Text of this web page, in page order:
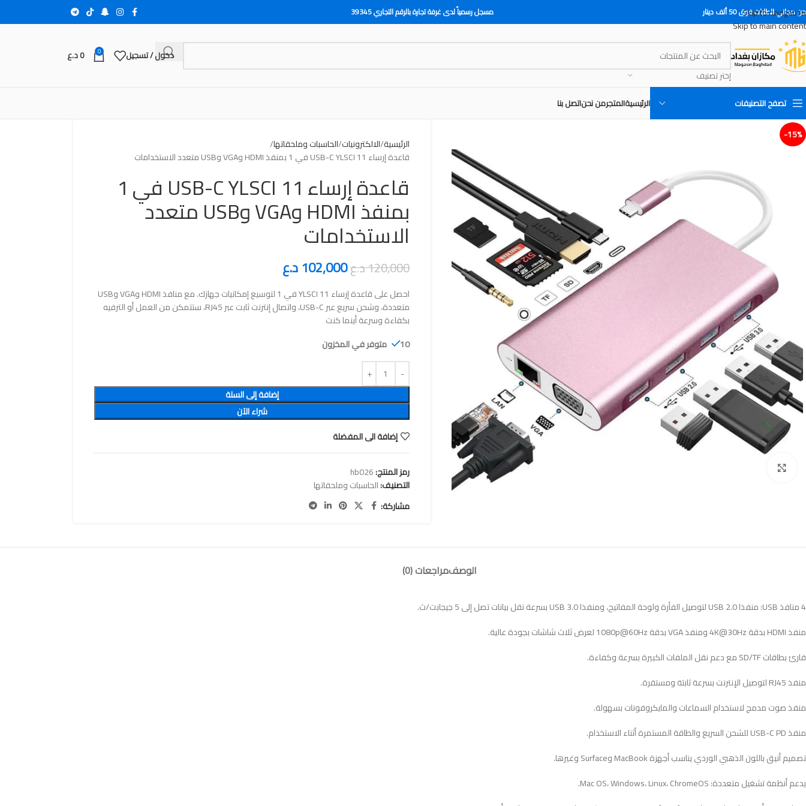
Skip to navigation
Skip to main content
للطلبات فوق 50 ألف دينار مسجل رسمياً لدى غرفة تجارة بالرقم التجاري 39345
إختر تصنيف
دخول / تسجيل 0
0د.ع
تصفح التصنيفات الرئيسيةالمتجرمن نحناتصل بنا
15%-
الرئيسية الالكترونيات الحاسبات وملحقاتها
قاعدة إرساء USB-C YLSCI 11 في 1 بمنفذ HDMI وVGA وUSB متعدد الاستخدامات
قاعدة إرساء USB-C YLSCI 11 في 1
بمنفذ HDMI وVGA وUSB متعدد
الاستخدامات
120,000د.ع102,000د.ع
احصل على قاعدة إرساء YLSCI 11 في 1 لتوسيع إمكانيات جهازك. مع منافذ HDMI وVGA وUSB
متعددة، وشحن سريع عبر USB-C، واتصال إنترنت ثابت عبر RJ45، ستتمكن من العمل أو الترفيه
بكفاءة وسرعة أينما كنت
10 متوفر في المخزون
إضافة إلى السلة
شراء الآن
إضافة الى المفضلة
رمز المنتج:hb026
التصنيف:الحاسبات وملحقاتها
مشاركة:
الوصفمراجعات (0)
4 منافذ USB: منفذا USB 2.0 لتوصيل الفأرة ولوحة المفاتيح، ومنفذا USB 3.0 بسرعة نقل بيانات تصل إلى 5 جيجابت/ث.
منفذ HDMI بدقة 4K@30Hz ومنفذ VGA بدقة 1080p@60Hz لعرض ثلاث شاشات بجودة عالية.
قارئ بطاقات SD/TF مع دعم نقل الملفات الكبيرة بسرعة وكفاءة.
منفذ RJ45 لتوصيل الإنترنت بسرعة ثابتة ومستقرة.
منفذ صوت مدمج لاستخدام السماعات والمايكروفونات بسهولة.
منفذ USB-C PD للشحن السريع والطاقة المستمرة أثناء الاستخدام.
تصميم أنيق باللون الذهبي الوردي يناسب أجهزة MacBook وSurface وغيرها.
يدعم أنظمة تشغيل متعددة: Mac OS، Windows، Linux، ChromeOS.